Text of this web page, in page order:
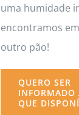
uma humidade
encontramos
outro pão!
QUERO SER
INFORMADO
QUE